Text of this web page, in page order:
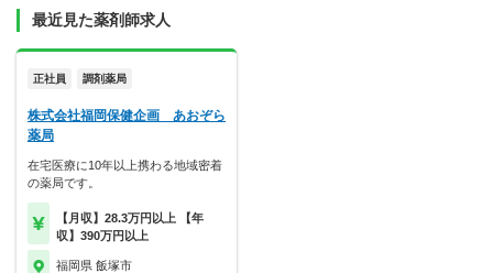
最近見た薬剤師求人
正社員 調剤薬局
株式会社福岡保健企画 あおぞら
薬局
在宅医療に10年以上携わる地域密着
の薬局です。
【月収】28.3万円以上 【年
収】390万円以上
福岡県 飯塚市